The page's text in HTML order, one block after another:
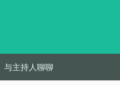
与主持人聊聊